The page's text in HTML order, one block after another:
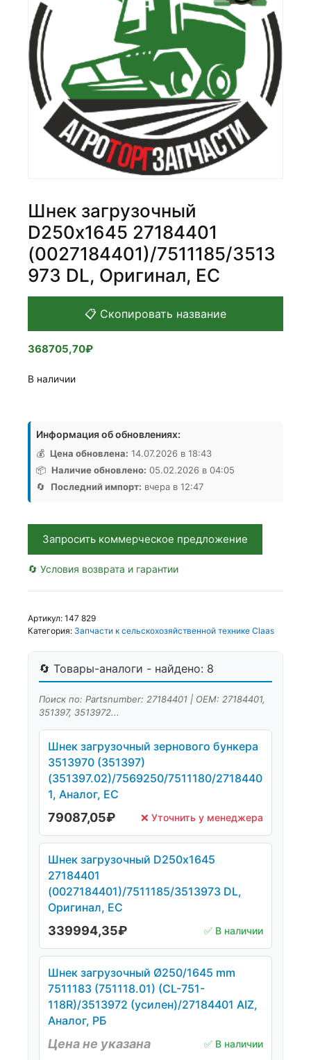
Шнек загрузочный
D250х1645 27184401
(0027184401)/7511185/3513
973 DL, Оригинал, ЕС
📋 Скопировать название
368705,70₽
В наличии
товара
Шнек
загрузочный
D250х1645
27184401
(0027184401)/7511185/3513973
Информация об обновлениях:
💰 Цена обновлена: 14.07.2026 в 18:43
📦 Наличие обновлено: 05.02.2026 в 04:05
🔄
Последний импорт: вчера в 12:47
Запросить коммерческое предложение
🔄 Условия возврата и гарантии
Артикул: 147 829
Категория: Запчасти к сельскохозяйственной технике Claas
🔄 Товары-аналоги - найдено: 8
Поиск по: Partsnumber: 27184401 | OEM: 27184401,
351397, 3513972...
Шнек загрузочный зернового бункера
3513970 (351397)
(351397.02)/7569250/7511180/2718440
1, Аналог, ЕС
79087,05₽ ❌ Уточнить у менеджера
Шнек загрузочный D250х1645
27184401
(0027184401)/7511185/3513973 DL,
Оригинал, ЕС
339994,35₽ ✅ В наличии
Шнек загрузочный Ø250/1645 mm
7511183 (751118.01) (CL-751-
118R)/3513972 (усилен)/27184401 AIZ,
Аналог, РБ
Цена не указана ✅ В наличии